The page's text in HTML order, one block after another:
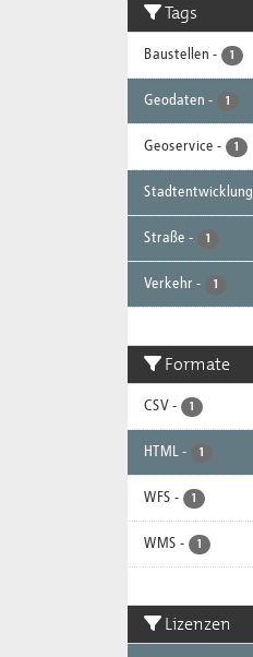
Tags
Baustellen - 1
Geodaten - 1
Geoservice - 1
Stadtentwicklung
Straße - 1
Verkehr - 1
Formate
CSV - 1
HTML - 1
WFS - 1
WMS - 1
Lizenzen